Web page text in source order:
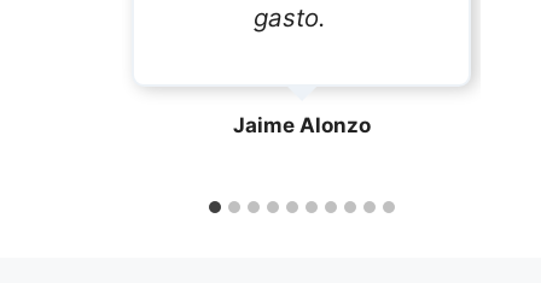
gasto.
Jaime Alonzo